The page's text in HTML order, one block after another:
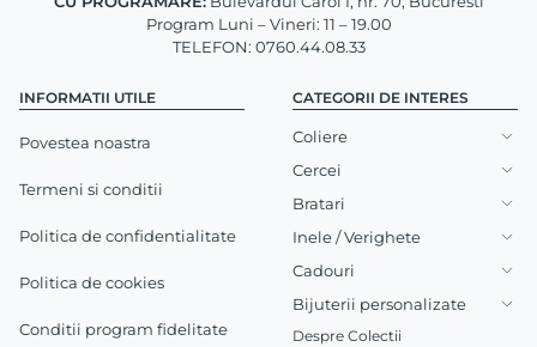
INFORMATII UTILE
Povestea noastra
Termeni si conditii
Politica de confidentialitate
Politica de cookies
Conditii program fidelitate
Program Luni – Vineri: 11 – 19.00
TELEFON: 0760.44.08.33
CATEGORII DE INTERES
Coliere
Cercei
Bratari
Inele / Verighete
Cadouri
Bijuterii personalizate
Despre Colectii